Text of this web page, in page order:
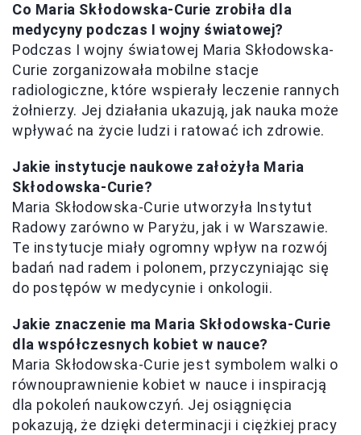
Co Maria Skłodowska-Curie zrobiła dla
medycyny podczas I wojny światowej?
Podczas I wojny światowej Maria Skłodowska-
Curie zorganizowała mobilne stacje
radiologiczne, które wspierały leczenie rannych
żołnierzy. Jej działania ukazują, jak nauka może
wpływać na życie ludzi i ratować ich zdrowie.
Jakie instytucje naukowe założyła Maria
Skłodowska-Curie?
Maria Skłodowska-Curie utworzyła Instytut
Radowy zarówno w Paryżu, jak i w Warszawie.
Te instytucje miały ogromny wpływ na rozwój
badań nad radem i polonem, przyczyniając się
do postępów w medycynie i onkologii.
Jakie znaczenie ma Maria Skłodowska-Curie
dla współczesnych kobiet w nauce?
Maria Skłodowska-Curie jest symbolem walki o
równouprawnienie kobiet w nauce i inspiracją
dla pokoleń naukowczyń. Jej osiągnięcia
pokazują, że dzięki determinacji i ciężkiej pracy